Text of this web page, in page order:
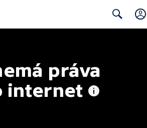
práva
internet